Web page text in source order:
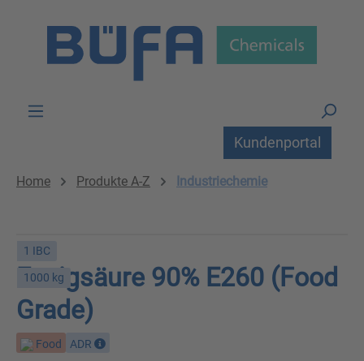
Kundenportal
Home Produkte A-Z Industriechemie
1 IBC
1000 kg
Essigsäure 90% E260 (Food
Grade)
Food ADR